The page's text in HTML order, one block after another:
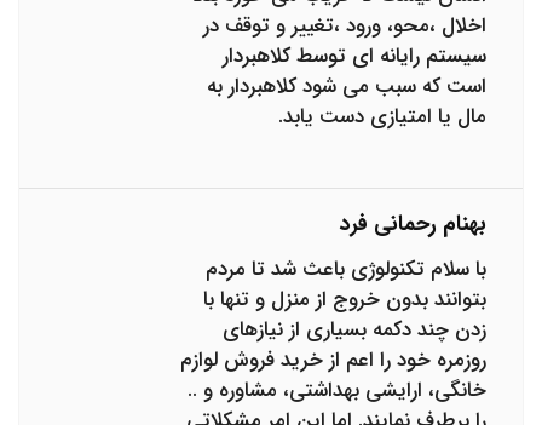
اخلال ،محو، ورود ،تغییر و توقف در
سیستم رایانه ای توسط کلاهبردار
است که سبب می شود کلاهبردار به
مال یا امتیازی دست یابد.
بهنام رحمانی فرد
با سلام تکنولوژی باعث شد تا مردم
بتوانند بدون خروج از منزل و تنها با
زدن چند دکمه بسیاری از نیازهای
روزمره خود را اعم از خرید فروش لوازم
خانگی، ارایشی بهداشتی، مشاوره و ..